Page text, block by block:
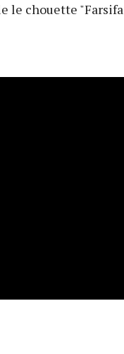
le chouette